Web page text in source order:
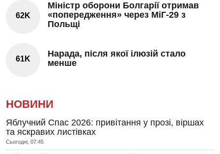
62K
Міністр оборони Болгарії отримав
«попередження» через МіГ-29 з
Польщі
61K
Нарада, після якої ілюзій стало
менше
НОВИНИ
Яблучний Спас 2026: привітання у прозі, віршах
та яскравих листівках
Сьогодні, 07:45